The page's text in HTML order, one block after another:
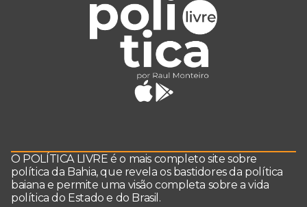
O POLÍTICA LIVRE é o mais completo site sobre
política da Bahia, que revela os bastidores da política
baiana e permite uma visão completa sobre a vida
política do Estado e do Brasil.